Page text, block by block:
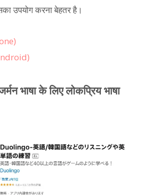
उपयोग करना बेहतर है।
भाषा के लिए लोकप्रिय भाषा